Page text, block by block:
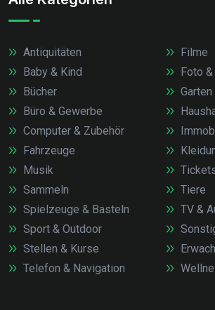
Antiquitäten
Baby & Kind
Bücher
Büro & Gewerbe
Computer & Zubehör
Fahrzeuge
Filme
Foto
Musik
Sammeln
Spielzeuge & Basteln
Sport & Outdoor
Stellen & Kurse
Telefon & Navigation
Tiere
TV &